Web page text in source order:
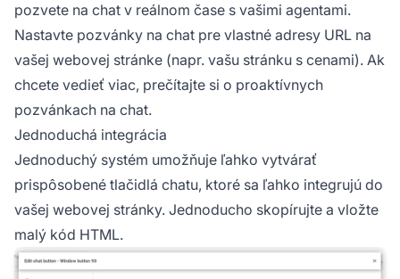
pozvete na chat v reálnom čase s vašimi agentami.
Nastavte pozvánky na chat pre vlastné adresy URL na
vašej webovej stránke (napr. vašu stránku s cenami). Ak
chcete vedieť viac, prečítajte si o proaktívnych
pozvánkach na chat.
Jednoduchá integrácia
Jednoduchý systém umožňuje ľahko vytvárať
prispôsobené tlačidlá chatu, ktoré sa ľahko integrujú do
vašej webovej stránky. Jednoducho skopírujte a vložte
malý kód HTML.